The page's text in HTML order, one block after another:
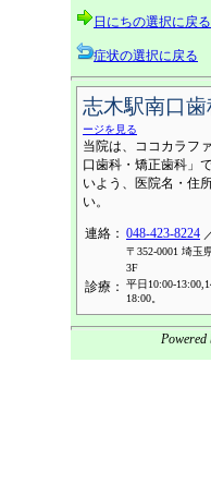
日にちの選択に戻る
症状の選択に戻る
志木駅南口
ージを見る
当院は、ココカラフ
口歯科・矯正歯科」
いよう、医院名・住
い。
連絡： 048-423-8224
〒352-0001 埼玉
3F
診療：
平日10:00-
18:00。
Powered